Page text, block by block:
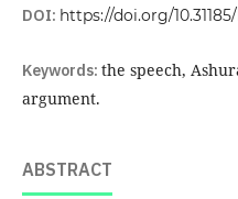
DOI: https://doi.org/
Keywords: the speech,
argument.
ABSTRACT